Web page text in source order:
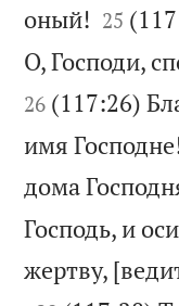
оный! 

25
О, Господи,
26 (117:26)
имя
дома
Господь, и
жертву,